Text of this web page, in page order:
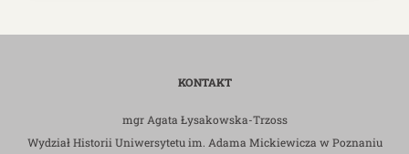
KONTAKT
mgr Agata Łysakowska-Trzoss
Wydział Historii Uniwersytetu im. Adama Mickiewicza w Poznaniu